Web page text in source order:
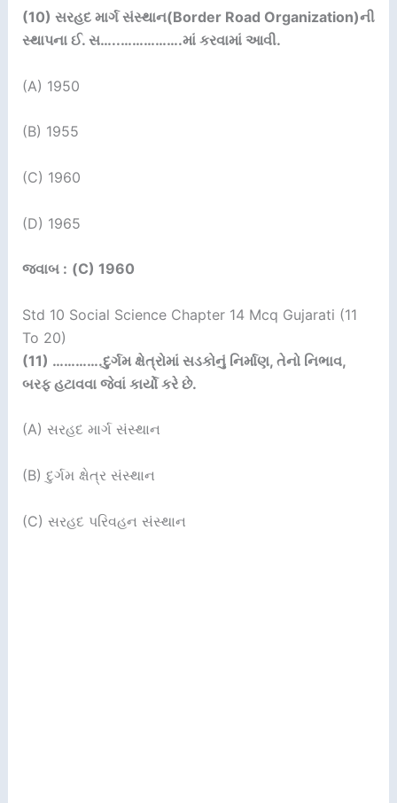
(10) સરહદ માર્ગ સંસ્થાન(Border Road Organization)ની
સ્થાપના ઈ. સ…..…………….માં કરવામાં આવી.
(A) 1950
(В) 1955
(C) 1960
(D) 1965
જવાબ : (C) 1960
Std 10 Social Science Chapter 14 Mcq Gujarati (11
To 20)
(11) ………….દુર્ગમ ક્ષેત્રોમાં સડકોનું નિર્માણ, તેનો નિભાવ,
બરફ હટાવવા જેવાં કાર્યો કરે છે.
(A) સરહદ માર્ગ સંસ્થાન
(B) દુર્ગમ ક્ષેત્ર સંસ્થાન
(C) સરહદ પરિવહન સંસ્થાન